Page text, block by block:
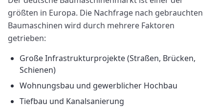
größten in Europa. Die Nachfrage nach gebrauchten
Baumaschinen wird durch mehrere Faktoren
getrieben:
Große Infrastrukturprojekte (Straßen, Brücken,
Schienen)
Wohnungsbau und gewerblicher Hochbau
Tiefbau und Kanalsanierung